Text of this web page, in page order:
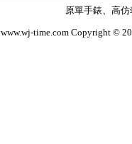
原單手錶、 高仿
www.wj-time.com Copyright ©